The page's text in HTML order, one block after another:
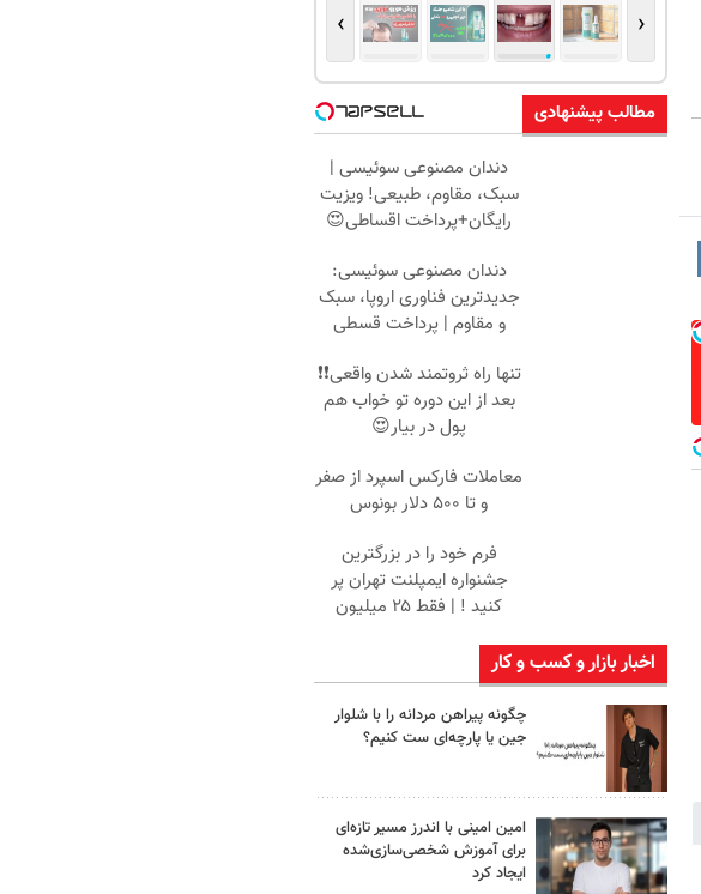
‹
›
مطالب پیشنهادی
دندان مصنوعی سوئیسی |
سبک، مقاوم، طبیعی! ویزیت
رایگان+پرداخت اقساطی😍
دندان مصنوعی سوئیسی:
جدیدترین فناوری اروپا، سبک
و مقاوم | پرداخت قسطی
تنها راه ثروتمند شدن واقعی❗❗
بعد از این دوره تو خواب هم
پول در بیار😍
معاملات فارکس اسپرد از صفر
و تا ۵۰۰ دلار بونوس
فرم خود را در بزرگترین
جشنواره ایمپلنت تهران پر
کنید ! | فقط ۲۵ میلیون
اخبار بازار و کسب و کار
چگونه پیراهن مردانه را با شلوار
جین یا پارچه‌ای ست کنیم؟
امین امینی با اندرز مسیر تازه‌ای
برای آموزش شخصی‌سازی‌شده
ایجاد کرد